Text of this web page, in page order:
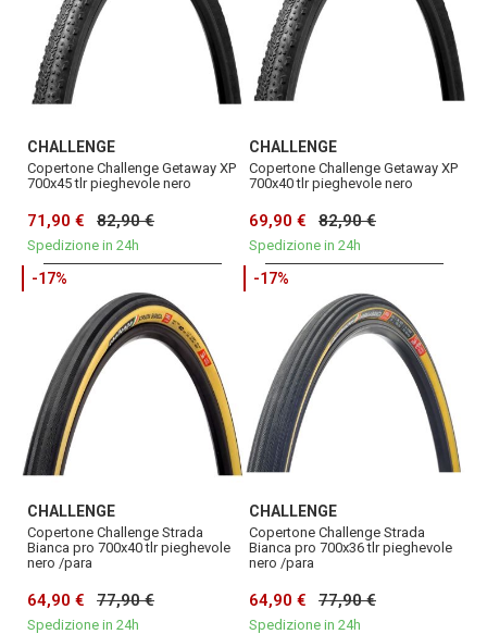
CHALLENGE
Copertone Challenge Getaway XP
700x45 tlr pieghevole nero
71,90 € 82,90 €
Spedizione in 24h
CHALLENGE
Copertone Challenge Getaway XP
700x40 tlr pieghevole nero
69,90 € 82,90 €
Spedizione in 24h
-17%
CHALLENGE
Copertone Challenge Strada
Bianca pro 700x40 tlr pieghevole
nero /para
64,90 € 77,90 €
Spedizione in 24h
-17%
CHALLENGE
Copertone Challenge Strada
Bianca pro 700x36 tlr pieghevole
nero /para
64,90 € 77,90 €
Spedizione in 24h